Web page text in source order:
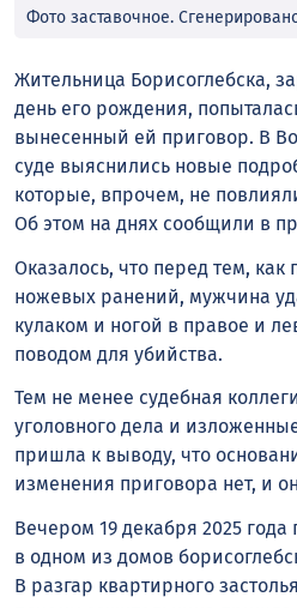
Фото заставочное.
Жительница Борисоглебска,
день его рождения,
вынесенный ей приговор. В
суде выяснились новые
которые, впрочем, не
Об этом на днях сообщили в
Оказалось, что перед тем, как
ножевых ранений, мужчина
кулаком и ногой в правое и
поводом для убийства.
Тем не менее судебная
уголовного дела и
пришла к выводу, что
изменения приговора нет, и
Вечером 19 декабря 2025 года
в одном из домов
В разгар квартирного